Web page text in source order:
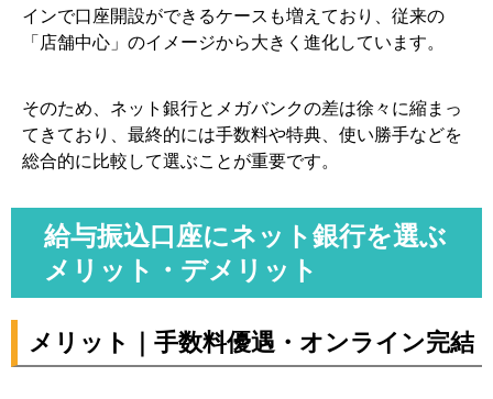
インで口座開設ができるケースも増えており、従来の
「店舗中心」のイメージから大きく進化しています。
そのため、ネット銀行とメガバンクの差は徐々に縮まっ
てきており、最終的には手数料や特典、使い勝手などを
総合的に比較して選ぶことが重要です。
給与振込口座にネット銀行を選ぶ
メリット・デメリット
メリット｜手数料優遇・オンライン完結